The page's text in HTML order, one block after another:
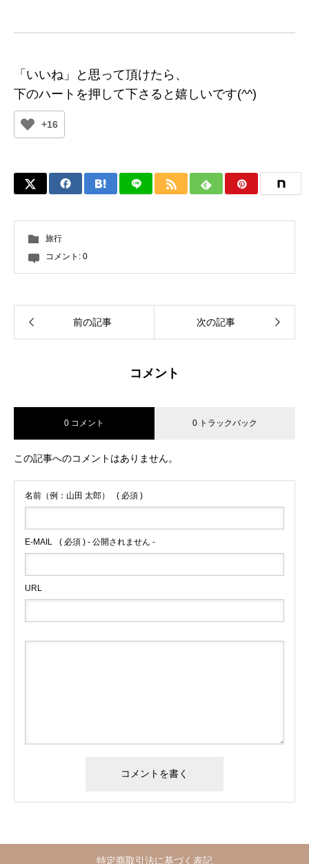
「いいね」と思って頂けたら、
下のハートを押して下さると嬉しいです(^^)
+16
旅行
コメント: 0
前の記事 次の記事
コメント
0 コメント 0 トラックバック
この記事へのコメントはありません。
名前（例：山田 太郎） ( 必須 )
E-MAIL ( 必須 ) - 公開されません -
URL
特定商取引法に基づく表記